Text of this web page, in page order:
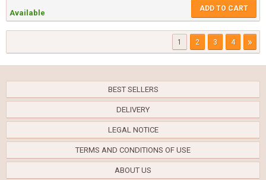
Available ADD TO CART
1 2 3 4 »
BEST SELLERS
DELIVERY
LEGAL NOTICE
TERMS AND CONDITIONS OF USE
ABOUT US